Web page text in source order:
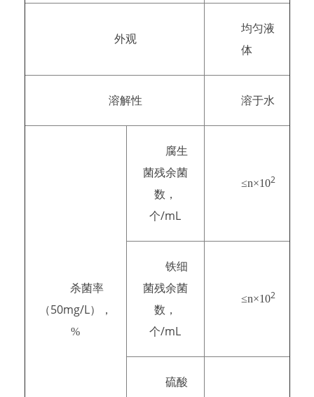
外观
均匀液
体
溶解性 溶于水
杀菌率
（50mg/L），
%
腐生
菌残余菌
数，
个/mL
≤n×102
铁细
菌残余菌
数，
个/mL
≤n×102
硫酸